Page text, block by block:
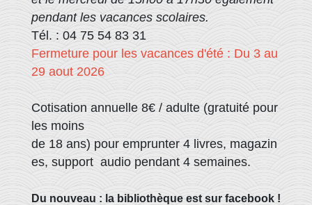
pendant les vacances scolaires.
Tél. : 04 75 54 83 31
Fermeture pour les vacances d'été : Du 3 au
29 aout 2026
Cotisation annuelle 8€ / adulte (gratuité pour
les moins
de 18 ans) pour emprunter 4 livres, magazin
es, support audio pendant 4 semaines.
Du nouveau : la bibliothèque est sur facebook !